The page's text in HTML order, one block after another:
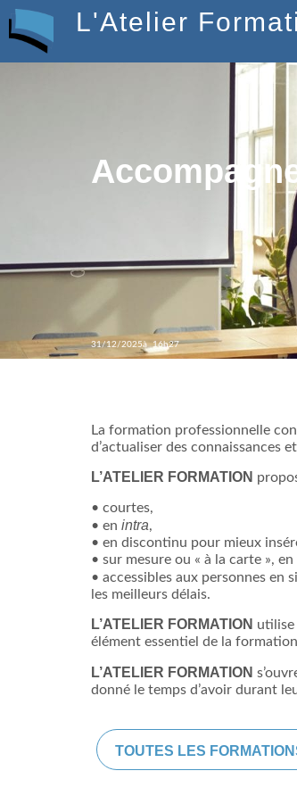
L'Atelier
31/12/2025à 16h27
La formation professionnelle
d’actualiser des connaissances
L’ATELIER FORMATION
• courtes,
• en intra,
• en discontinu pour mieux
• sur mesure ou « à la carte »,
• accessibles aux personnes en
les meilleurs délais.
L’ATELIER FORMATION utilise
élément essentiel de la
L’ATELIER FORMATION
donné le temps d’avoir durant
TOUTES LES